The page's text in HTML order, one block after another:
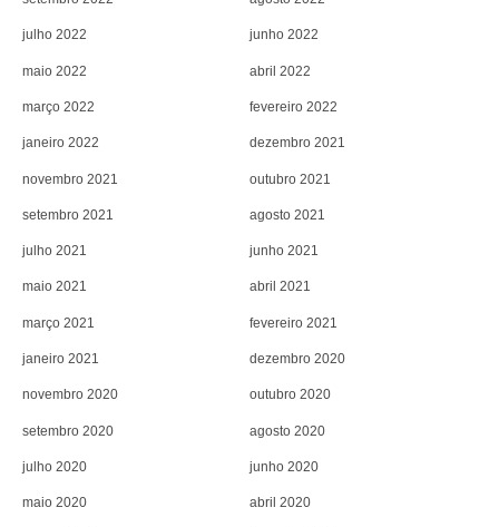
julho 2022 junho 2022
maio 2022 abril 2022
março 2022 fevereiro 2022
janeiro 2022 dezembro 2021
novembro 2021 outubro 2021
setembro 2021 agosto 2021
julho 2021 junho 2021
maio 2021 abril 2021
março 2021 fevereiro 2021
janeiro 2021 dezembro 2020
novembro 2020 outubro 2020
setembro 2020 agosto 2020
julho 2020 junho 2020
maio 2020 abril 2020